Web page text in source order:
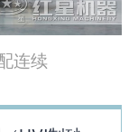
连续